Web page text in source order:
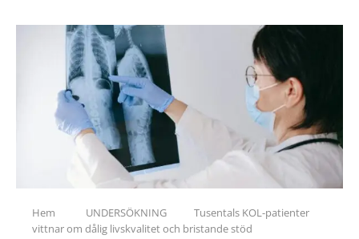
Hem UNDERSÖKNING
Tusentals KOL-patienter
vittnar om dålig livskvalitet och bristande stöd